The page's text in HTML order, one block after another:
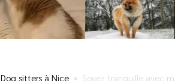
Dog sitters à Nice » Soyez tranquille avec